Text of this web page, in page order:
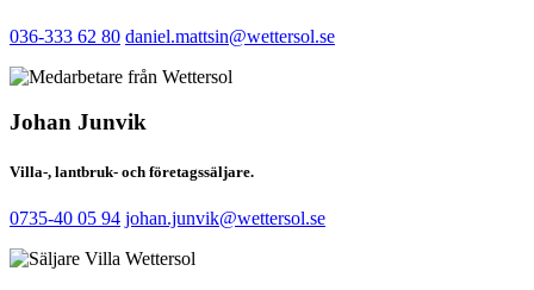
036-333 62 80 daniel.mattsin@wettersol.se
Johan Junvik
Villa-, lantbruk- och företagssäljare.
0735-40 05 94 johan.junvik@wettersol.se